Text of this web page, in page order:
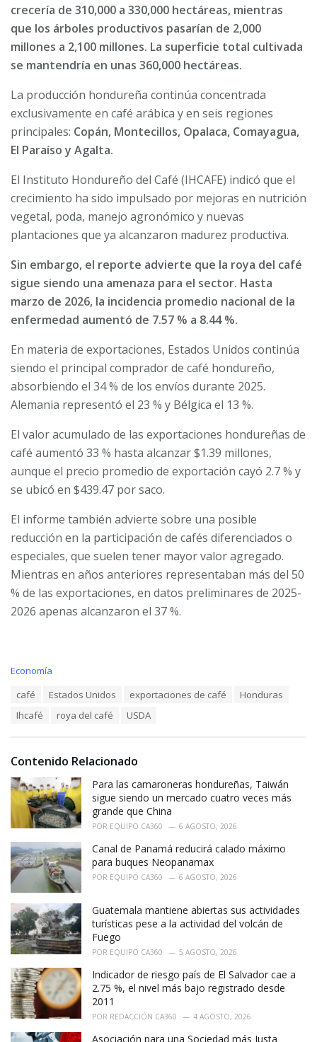
crecería de 310,000 a 330,000 hectáreas, mientras
que los árboles productivos pasarían de 2,000
millones a 2,100 millones. La superficie total cultivada
se mantendría en unas 360,000 hectáreas.
La producción hondureña continúa concentrada
exclusivamente en café arábica y en seis regiones
principales: Copán, Montecillos, Opalaca, Comayagua,
El Paraíso y Agalta.
El Instituto Hondureño del Café (IHCAFE) indicó que el
crecimiento ha sido impulsado por mejoras en nutrición
vegetal, poda, manejo agronómico y nuevas
plantaciones que ya alcanzaron madurez productiva.
Sin embargo, el reporte advierte que la roya del café
sigue siendo una amenaza para el sector. Hasta
marzo de 2026, la incidencia promedio nacional de la
enfermedad aumentó de 7.57 % a 8.44 %.
En materia de exportaciones, Estados Unidos continúa
siendo el principal comprador de café hondureño,
absorbiendo el 34 % de los envíos durante 2025.
Alemania representó el 23 % y Bélgica el 13 %.
El valor acumulado de las exportaciones hondureñas de
café aumentó 33 % hasta alcanzar $1.39 millones,
aunque el precio promedio de exportación cayó 2.7 % y
se ubicó en $439.47 por saco.
El informe también advierte sobre una posible
reducción en la participación de cafés diferenciados o
especiales, que suelen tener mayor valor agregado.
Mientras en años anteriores representaban más del 50
% de las exportaciones, en datos preliminares de 2025-
2026 apenas alcanzaron el 37 %.
C
i
s
Economía
café Estados Unidos exportaciones de café
Honduras
Ihcafé
roya del café USDA
Contenido Relacionado
Para las camaroneras hondureñas, Taiwán
sigue siendo un mercado cuatro veces más
grande que China
POR EQUIPO CA360 6 AGOSTO, 2026
Canal de Panamá reducirá calado máximo
para buques Neopanamax
POR EQUIPO CA360 6 AGOSTO, 2026
Guatemala mantiene abiertas sus actividades
turísticas pese a la actividad del volcán de
Fuego
POR EQUIPO CA360 5 AGOSTO, 2026
Indicador de riesgo país de El Salvador cae a
2.75 %, el nivel más bajo registrado desde
2011
POR REDACCIÓN CA360 4 AGOSTO, 2026
Asociación para una Sociedad más Justa